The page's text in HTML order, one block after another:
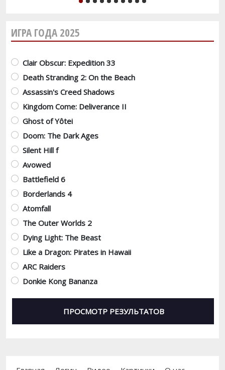
1 2 3
ИГРА ГОДА 2025
Варианты
Clair Obscur: Expedition 33
Death Stranding 2: On the Beach
Assassin's Creed Shadows
Kingdom Come: Deliverance II
Ghost of Yôtei
Doom: The Dark Ages
Silent Hill f
Avowed
Battlefield 6
Borderlands 4
Atomfall
The Outer Worlds 2
Dying Light: The Beast
Like a Dragon: Pirates in Hawaii
ARC Raiders
Donkie Kong Bananza